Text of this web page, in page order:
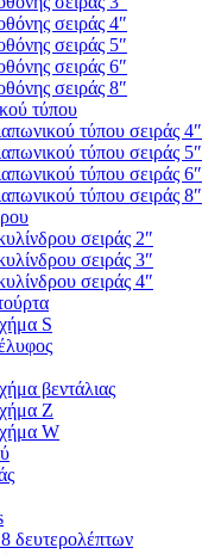
σειράς 4″
σειράς 5″
σειράς 6″
σειράς 8″
τύπου
τύπου σειράς 4″
τύπου σειράς 5″
τύπου σειράς 6″
τύπου σειράς 8″
σειράς 2″
σειράς 3″
σειράς 4″
S
βεντάλιας
Ζ
W
δευτερολέπτων